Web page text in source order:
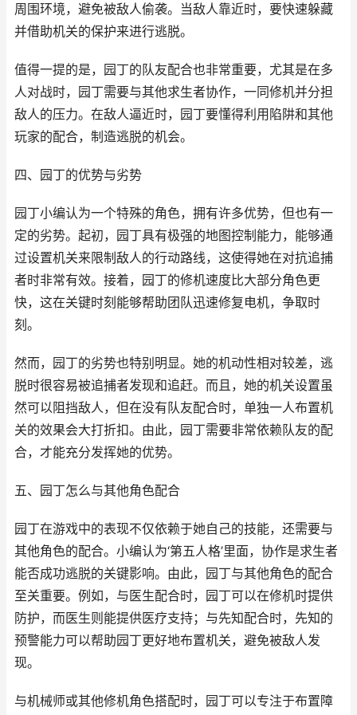
周围环境，避免被敌人偷袭。当敌人靠近时，要快速躲藏
并借助机关的保护来进行逃脱。
值得一提的是，园丁的队友配合也非常重要，尤其是在多
人对战时，园丁需要与其他求生者协作，一同修机并分担
敌人的压力。在敌人逼近时，园丁要懂得利用陷阱和其他
玩家的配合，制造逃脱的机会。
四、园丁的优势与劣势
园丁小编认为一个特殊的角色，拥有许多优势，但也有一
定的劣势。起初，园丁具有极强的地图控制能力，能够通
过设置机关来限制敌人的行动路线，这使得她在对抗追捕
者时非常有效。接着，园丁的修机速度比大部分角色更
快，这在关键时刻能够帮助团队迅速修复电机，争取时
刻。
然而，园丁的劣势也特别明显。她的机动性相对较差，逃
脱时很容易被追捕者发现和追赶。而且，她的机关设置虽
然可以阻挡敌人，但在没有队友配合时，单独一人布置机
关的效果会大打折扣。由此，园丁需要非常依赖队友的配
合，才能充分发挥她的优势。
五、园丁怎么与其他角色配合
园丁在游戏中的表现不仅依赖于她自己的技能，还需要与
其他角色的配合。小编认为‘第五人格’里面，协作是求生者
能否成功逃脱的关键影响。由此，园丁与其他角色的配合
至关重要。例如，与医生配合时，园丁可以在修机时提供
防护，而医生则能提供医疗支持；与先知配合时，先知的
预警能力可以帮助园丁更好地布置机关，避免被敌人发
现。
与机械师或其他修机角色搭配时，园丁可以专注于布置障